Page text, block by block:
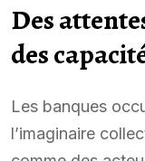
Des
des
Les banques
l’imaginaire